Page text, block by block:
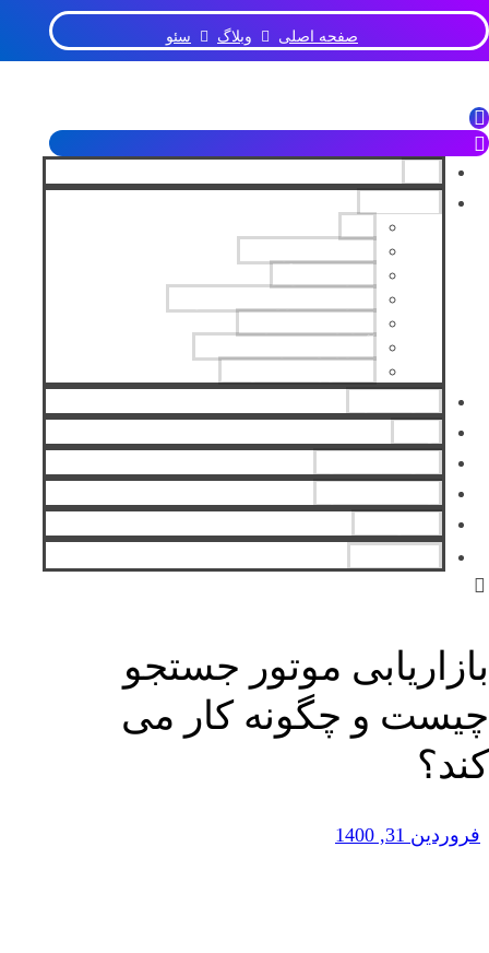
صفحه اصلی وبلاگ سئو
بازاریابی موتور جستجو
چیست و چگونه کار می
کند؟
فروردین 31, 1400